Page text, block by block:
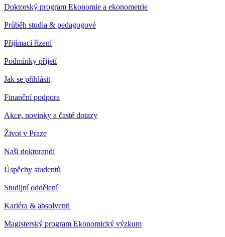
Doktorský program Ekonomie a ekonometrie
Průběh studia & pedagogové
Přijímací řízení
Podmínky přijetí
Jak se přihlásit
Finanční podpora
Akce, novinky a časté dotazy
Život v Praze
Naši doktorandi
Úspěchy studentů
Studijní oddělení
Kariéra & absolventi
Magisterský program Ekonomický výzkum